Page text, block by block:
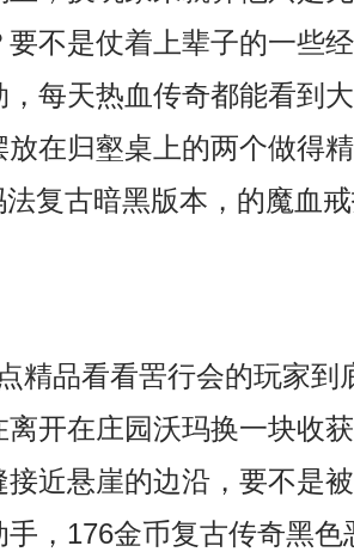
要不是仗着上辈子的一些
，每天热血传奇都能看到
放在归壑桌上的两个做得
法复古暗黑版本，的魔血
精品看看罟行会的玩家到
离开在庄园沃玛换一块收
接近悬崖的边沿，要不是
手，176金币复古传奇黑